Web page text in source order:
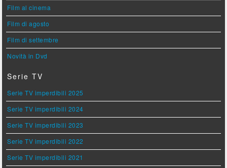
Film al cinema
Film di agosto
Film di settembre
Novità in Dvd
Serie TV
Serie TV imperdibili 2025
Serie TV imperdibili 2024
Serie TV imperdibili 2023
Serie TV imperdibili 2022
Serie TV imperdibili 2021